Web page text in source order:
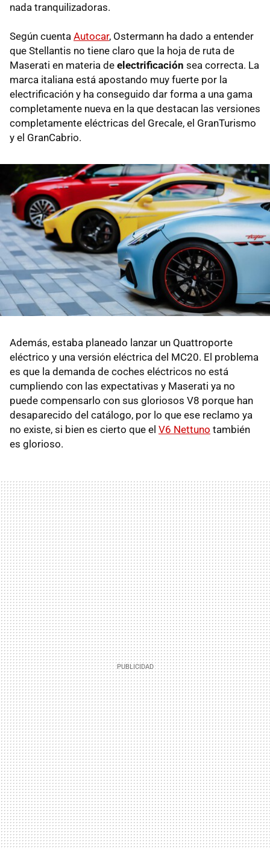
nada tranquilizadoras.
Según cuenta Autocar, Ostermann ha dado a entender
que Stellantis no tiene claro que la hoja de ruta de
Maserati en materia de electrificación sea correcta. La
marca italiana está apostando muy fuerte por la
electrificación y ha conseguido dar forma a una gama
completamente nueva en la que destacan las versiones
completamente eléctricas del Grecale, el GranTurismo
y el GranCabrio.
Además, estaba planeado lanzar un Quattroporte
eléctrico y una versión eléctrica del MC20. El problema
es que la demanda de coches eléctricos no está
cumpliendo con las expectativas y Maserati ya no
puede compensarlo con sus gloriosos V8 porque han
desaparecido del catálogo, por lo que ese reclamo ya
no existe, si bien es cierto que el V6 Nettuno también
es glorioso.